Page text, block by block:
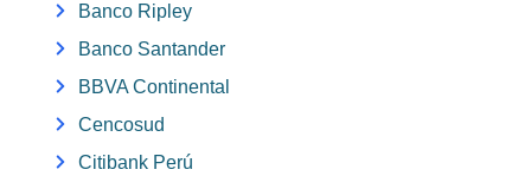
Banco Ripley
Banco Santander
BBVA Continental
Cencosud
Citibank Perú